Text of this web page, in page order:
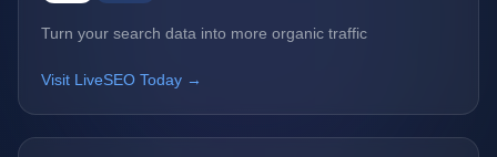
Turn your search data into more organic traffic
Visit LiveSEO Today →